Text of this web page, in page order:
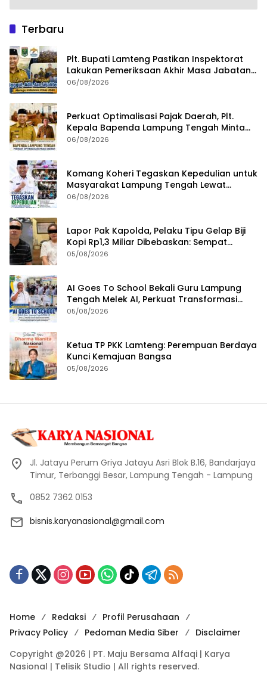
Terbaru
Plt. Bupati Lamteng Pastikan Inspektorat
Lakukan Pemeriksaan Akhir Masa Jabatan
51 Kepala Kampung
06/08/2026
Perkuat Optimalisasi Pajak Daerah, Plt.
Kepala Bapenda Lampung Tengah Minta
Seluruh Pengelola Tingkatkan Inovasi dan
06/08/2026
Komang Koheri Tegaskan Kepedulian untuk
Masyarakat Lampung Tengah Lewat
Penyaluran Bantuan Disabilitas
06/08/2026
Lapor Pak Kapolda, Pelaku Tipu Gelap Biji
Kopi Rp1,3 Miliar Dibebaskan: Sempat
Ditangkap di Jawa Tengah dan Ditahan di
05/08/2026
AI Goes To School Bekali Guru Lampung
Tengah Melek AI, Perkuat Transformasi
Pendidikan Digital
05/08/2026
Ketua TP PKK Lamteng: Perempuan Berdaya
Kunci Kemajuan Bangsa
05/08/2026
Jl. Jatayu Perum Griya Jatayu Asri Blok B.16, Bandarjaya
Timur, Terbanggi Besar, Lampung Tengah - Lampung
0852 7362 0153
bisnis.karyanasional@gmail.com
Home Redaksi
Profil Perusahaan
Privacy Policy
Pedoman Media Siber
Disclaimer
Copyright @2026 | PT. Maju Bersama Alfaqi | Karya
Nasional | Telisik Studio | All rights reserved.